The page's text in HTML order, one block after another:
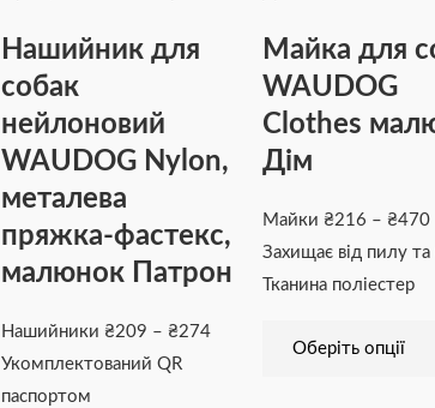
Нашийник для
собак
нейлоновий
WAUDOG Nylon,
металева
пряжка-фастекс,
малюнок Патрон
Нашийники ₴209 – ₴274
Укомплектований QR
паспортом
варіантів.
Параметри
вибрати
товару
Майка для
WAUDOG
Clothes
Дім
Майки ₴216 – ₴470
Захищає від пилу та
Тканина поліестер
Оберіть опції